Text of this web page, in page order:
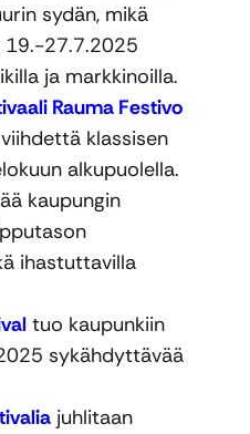
sydän, mikä
27.7.2025
ja markkinoilla.
Rauma Festivo
klassisen
alkupuolella.
kaupungin
ihastuttavilla
tuo kaupunkiin
sykähdyttävää
juhlitaan